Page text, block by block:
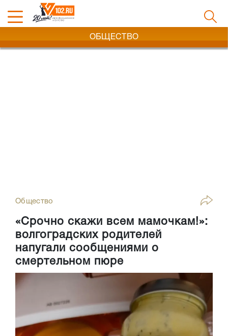
ОБЩЕСТВО
Общество
«Срочно скажи всем мамочкам!»:
волгоградских родителей
напугали сообщениями о
смертельном пюре